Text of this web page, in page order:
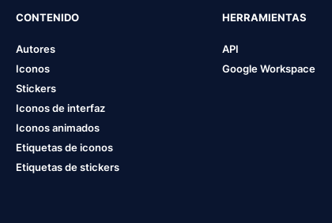
CONTENIDO
Autores
Iconos
Stickers
Iconos de interfaz
Iconos animados
Etiquetas de iconos
Etiquetas de stickers
HERRAMIENTAS
API
Google Workspace